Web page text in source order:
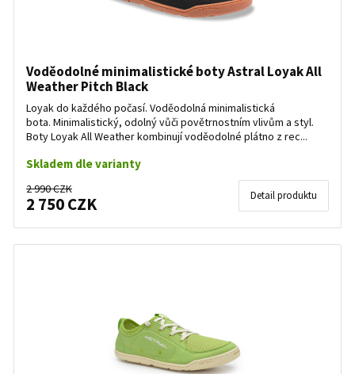
Voděodolné minimalistické boty Astral Loyak All
Weather Pitch Black
Loyak do každého počasí. Voděodolná minimalistická
bota. Minimalistický, odolný vůči povětrnostním vlivům a styl.
Boty Loyak All Weather kombinují voděodolné plátno z rec...
Skladem dle varianty
2 990 CZK
2 750 CZK Detail produktu